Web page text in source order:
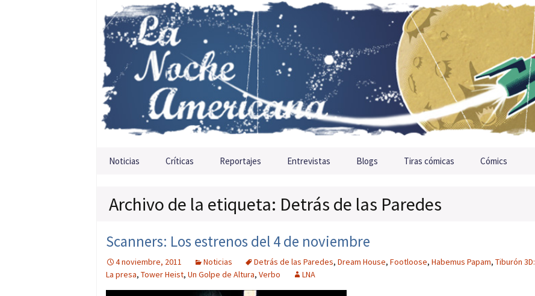
Saltar al contenido
Noticias Críticas Reportajes Entrevistas Blogs Tiras cómicas Cómics
Archivo de la etiqueta: Detrás de las Paredes
Scanners: Los estrenos del 4 de noviembre
4 noviembre, 2011 Noticias Detrás de las Paredes, Dream House, Footloose, Habemus Papam, Tiburón 3D:
La presa, Tower Heist, Un Golpe de Altura, Verbo LNA